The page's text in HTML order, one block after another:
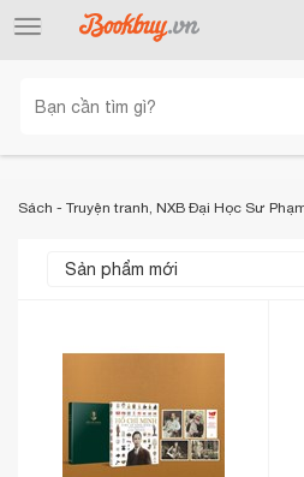
Toggle
Sách - Truyện tranh, NXB Đại Học Sư